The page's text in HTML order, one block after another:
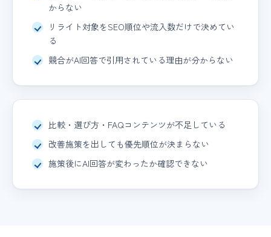
からない
リライト対象をSEO順位や流入数だけで決めてい
る
競合がAI回答で引用されている理由が分からない
比較・選び方・FAQコンテンツが不足している
改善施策を出しても優先順位が決まらない
施策後にAI回答が変わったか確認できない